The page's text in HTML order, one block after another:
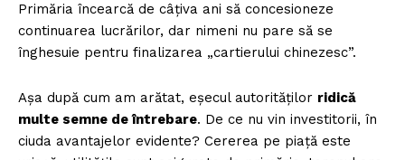
Primăria încearcă de câțiva ani să concesioneze
continuarea lucrărilor, dar nimeni nu pare să se
înghesuie pentru finalizarea „cartierului chinezesc”.
Așa după cum am arătat, eșecul autorităților ridică
multe semne de întrebare. De ce nu vin investitorii, în
ciuda avantajelor evidente? Cererea pe piață este